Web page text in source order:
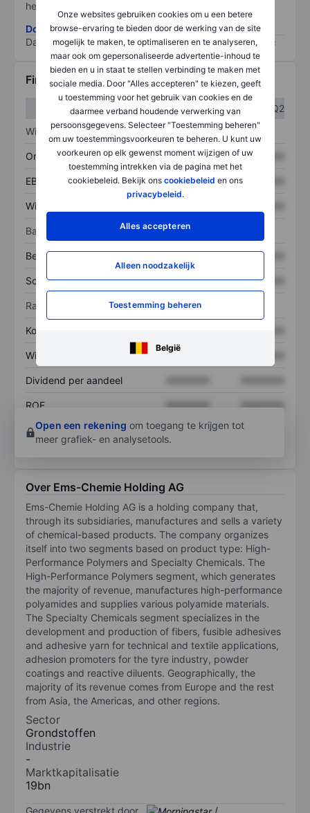
Onze websites gebruiken cookies om u een betere
browse-ervaring te bieden door de werking van de site
mogelijk te maken, te optimaliseren en te analyseren,
maar ook om gepersonaliseerde advertentie-inhoud te
bieden en u in staat te stellen verbinding te maken met
sociale media. Door "Alles accepteren" te kiezen, geeft
u toestemming voor het gebruik van cookies en de
daarmee verband houdende verwerking van
persoonsgegevens. Selecteer "Toestemming beheren"
om uw toestemmingsvoorkeuren te beheren. U kunt uw
voorkeuren op elk gewenst moment wijzigen of uw
toestemming intrekken via de pagina met het
cookiebeleid. Bekijk ons cookiebeleid en ons
privacybeleid.
Alles accepteren
Alleen noodzakelijk
Toestemming beheren
België
het grootste risico).
Download de ESG-risicomethodologie
Data provided by
/
Financiële gegevens
Q1
Q2
Winst/verlies
Omzet XXXXXXX XXXXXXX
EBITDA XXXXXXX XXXXXXX
Winst
Balans
Bezittingen XXXXXXX XXXXXXX
Schulden XXXXXXX XXXXXXX
Ratio's
Koers/omzetratio
Winst per aandeel XXXXXXX
Dividend per aandeel
ROE XXXXXXX
XXXXXXX
Open een rekening om toegang te krijgen tot
meer grafiek- en analysetools.
Over Ems-Chemie Holding AG
Ems-Chemie Holding AG is a holding company that,
through its subsidiaries, manufactures and sells a variety
of chemical-based products. The company organizes
itself into two segments based on product type: High-
Performance Polymers and Specialty Chemicals. The
High-Performance Polymers segment, which generates
the majority of revenue, manufactures high-performance
polyamides and supplies various polyamide materials.
The Specialty Chemicals segment specializes in the
development and production of fibers, fusible adhesives
and adhesive yarn for technical and textile applications,
adhesion promoters for the tyre industry, powder
coatings and reactive diluents. Geographically, the
majority of its revenue comes from Europe and the rest
from Asia, the Americas, and other regions.
Sector
Grondstoffen
Industrie
-
Marktkapitalisatie
19bn
Gegevens verstrekt door /